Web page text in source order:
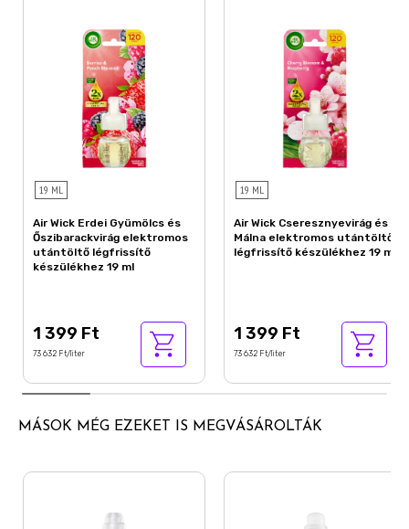
19 ML
Air Wick Erdei Gyümölcs és
Őszibarackvirág elektromos
utántöltő légfrissítő
készülékhez 19 ml
1 399 Ft
73 632 Ft/liter
19 ML
Air Wick Cseresznyevirág és
Málna elektromos utántöltő
légfrissítő készülékhez 19 ml
1 399 Ft
73 632 Ft/liter
MÁSOK MÉG EZEKET IS MEGVÁSÁROLTÁK